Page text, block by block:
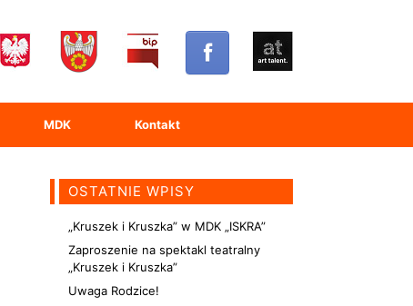
MDK Kontakt
OSTATNIE WPISY
„Kruszek i Kruszka” w MDK „ISKRA”
Zaproszenie na spektakl teatralny
„Kruszek i Kruszka”
Uwaga Rodzice!